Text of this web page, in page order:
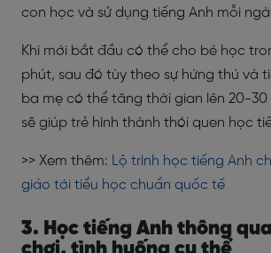
con học và sử dụng tiếng Anh mỗi
Khi mới bắt đầu có thể cho bé học
phút, sau đó tùy theo sự hứng thú và
ba mẹ có thể tăng thời gian lên 20-30
sẽ giúp trẻ hình thành thói quen học
>> Xem thêm: Lộ trình học tiếng Anh
giáo tới tiểu học chuẩn quốc tế
3. Học tiếng Anh thông